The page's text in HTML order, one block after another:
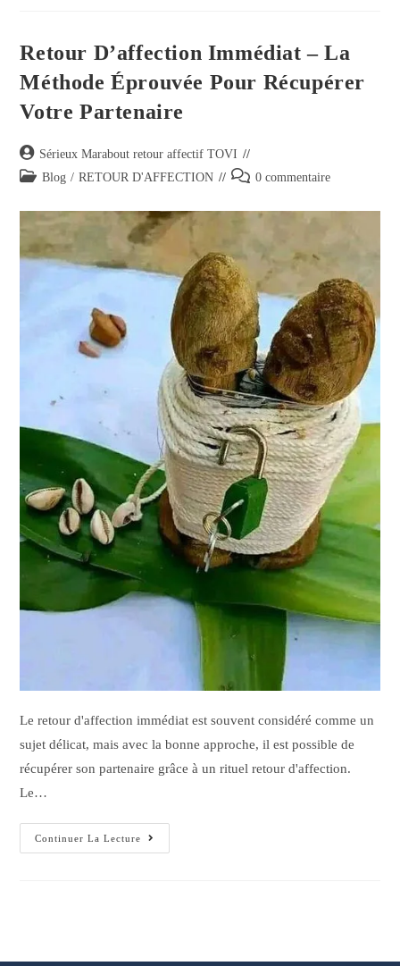
Retour D’affection Immédiat – La
Méthode Éprouvée Pour Récupérer
Votre Partenaire
Sérieux Marabout retour affectif TOVI
Blog / RETOUR D'AFFECTION 0 commentaire
Le retour d'affection immédiat est souvent considéré comme un
sujet délicat, mais avec la bonne approche, il est possible de
récupérer son partenaire grâce à un rituel retour d'affection.
Le…
Continuer La Lecture